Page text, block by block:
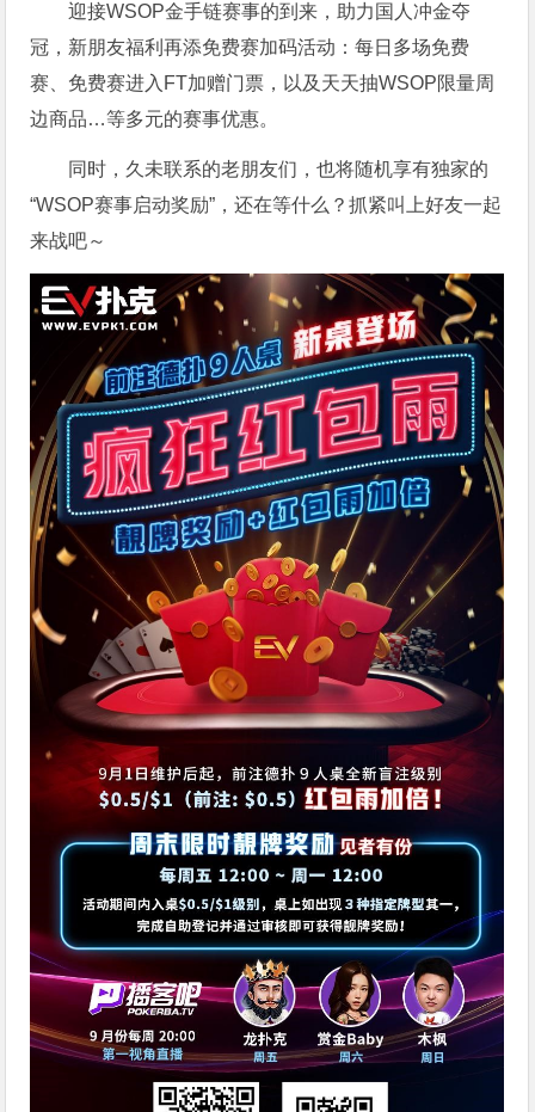
迎接WSOP金手链赛事的到来，助力国人冲金夺
冠，新朋友福利再添免费赛加码活动：每日多场免费
赛、免费赛进入FT加赠门票，以及天天抽WSOP限量周
边商品…等多元的赛事优惠。
同时，久未联系的老朋友们，也将随机享有独家的
“WSOP赛事启动奖励”，还在等什么？抓紧叫上好友一起
来战吧～